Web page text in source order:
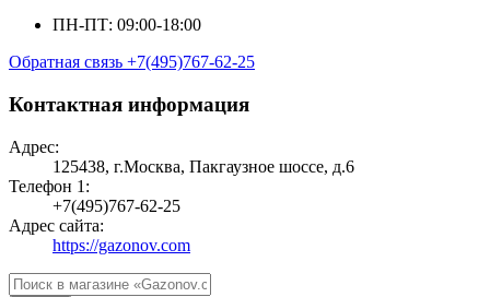
ПН-ПТ: 09:00-18:00
Обратная связь +7(495)767-62-25
Контактная информация
Адрес:
125438, г.Москва, Пакгаузное шоссе, д.6
Телефон 1:
+7(495)767-62-25
Адрес сайта:
https://gazonov.com